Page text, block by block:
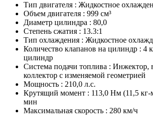
Тип двигателя : Жидкостное
Объем двигателя : 999 см³
Диаметр цилиндра : 80,0
Степень сжатия : 13.3:1
Тип охлаждения : Жидкостное
Количество клапанов на цилиндр : 4
цилиндр
Система подачи топлива : Инжектор,
коллектор с изменяемой геометрией
Мощность : 210,0 л.с.
Крутящий момент : 113,0 Нм (11,5
мин
Максимальная скорость : 280 км/ч